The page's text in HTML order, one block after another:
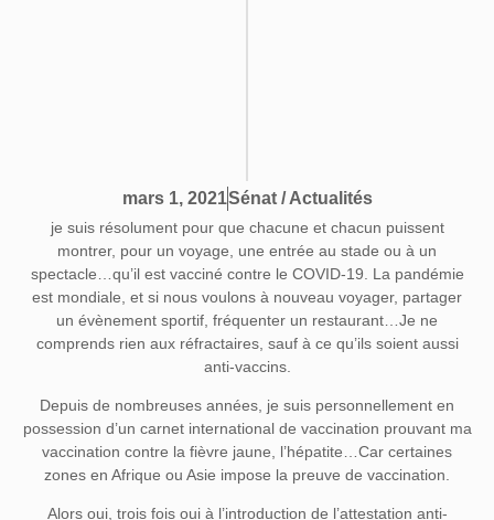
mars 1, 2021Sénat / Actualités
je suis résolument pour que chacune et chacun puissent
montrer, pour un voyage, une entrée au stade ou à un
spectacle…qu’il est vacciné contre le COVID-19. La pandémie
est mondiale, et si nous voulons à nouveau voyager, partager
un évènement sportif, fréquenter un restaurant…Je ne
comprends rien aux réfractaires, sauf à ce qu’ils soient aussi
anti-vaccins.
Depuis de nombreuses années, je suis personnellement en
possession d’un carnet international de vaccination prouvant ma
vaccination contre la fièvre jaune, l’hépatite…Car certaines
zones en Afrique ou Asie impose la preuve de vaccination.
Alors oui, trois fois oui à l’introduction de l’attestation anti-